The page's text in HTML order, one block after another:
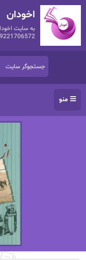
اخودان
به سایت
منو